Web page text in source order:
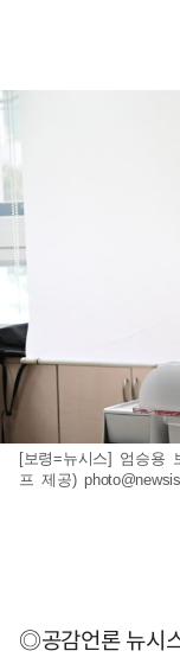
[보령=뉴시스] 엄승용
프 제공)
◎공감언론 뉴시